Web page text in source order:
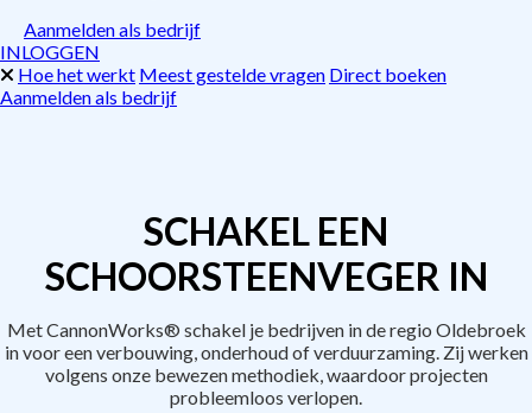
Aanmelden als bedrijf
INLOGGEN
Hoe het werkt Meest gestelde vragen Direct boeken
Aanmelden als bedrijf
SCHAKEL EEN
SCHOORSTEENVEGER IN
Met CannonWorks® schakel je bedrijven in de regio Oldebroek
in voor een verbouwing, onderhoud of verduurzaming. Zij werken
volgens onze bewezen methodiek, waardoor projecten
probleemloos verlopen.